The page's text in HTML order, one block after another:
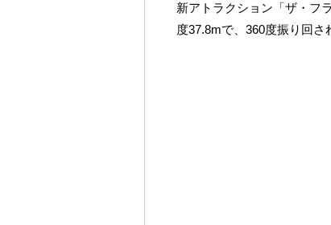
新アトラクション「ザ・フ
度37.8mで、360度振り回さ